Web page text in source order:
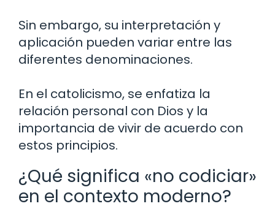
Sin embargo, su interpretación y
aplicación pueden variar entre las
diferentes denominaciones.
En el catolicismo, se enfatiza la
relación personal con Dios y la
importancia de vivir de acuerdo con
estos principios.
¿Qué significa «no codiciar»
en el contexto moderno?